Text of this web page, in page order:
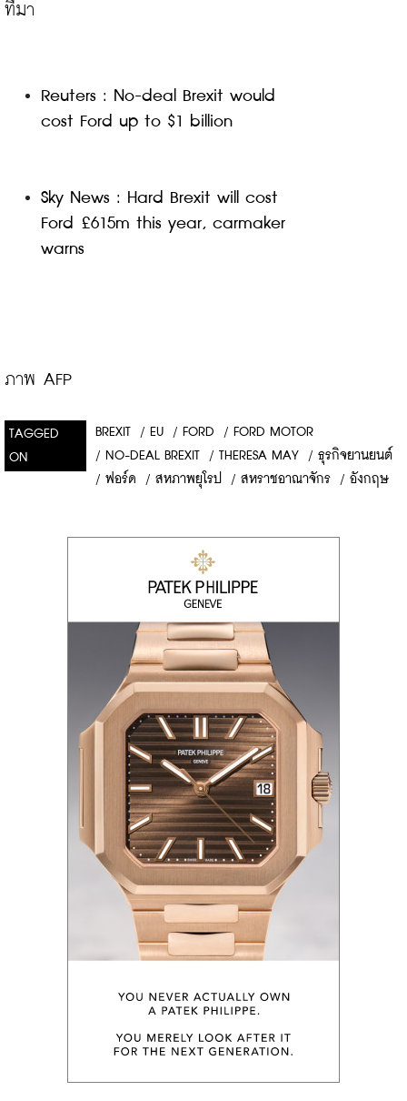
Reuters : No-deal Brexit would
cost Ford up to $1 billion
Sky News : Hard Brexit will cost
Ford £615m this year, carmaker
warns
ภาพ AFP
TAGGED
ON
BREXIT / EU / FORD / FORD MOTOR
/ NO-DEAL BREXIT / THERESA MAY / ธุรกิจยานยนต์
/ ฟอร์ด / สหภาพยุโรป / สหราชอาณาจักร / อังกฤษ